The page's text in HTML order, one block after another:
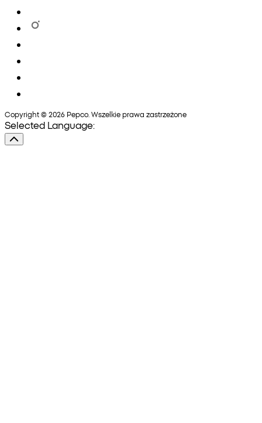
Copyright © 2026 Pepco. Wszelkie prawa zastrzeżone
Selected Language: